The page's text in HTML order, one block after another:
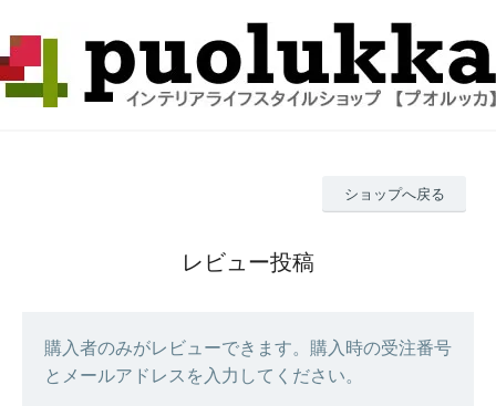
ショップへ戻る
レビュー投稿
購入者のみがレビューできます。購入時の受注番号
とメールアドレスを入力してください。